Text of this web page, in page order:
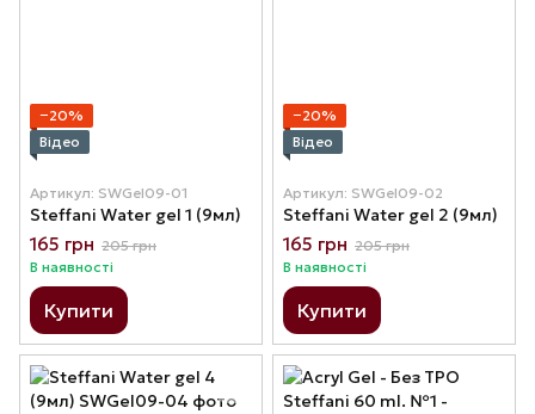
−20%
Відео
Артикул: SWGel09-01
Steffani Water gel 1 (9мл)
165 грн 205 грн
В наявності
Купити
−20%
Відео
Артикул: SWGel09-02
Steffani Water gel 2 (9мл)
165 грн 205 грн
В наявності
Купити